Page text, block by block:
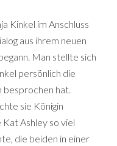
Kinkel im Anschluss
aus ihrem neuen
Man stellte sich
persönlich die
besprochen hat.
sie Königin
Ashley so viel
die beiden in einer